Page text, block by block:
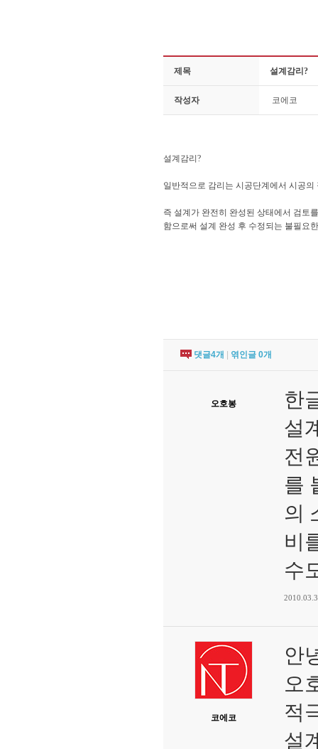
제목 설계감리?
작성자 코에코
설계감리?
일반적으로 감리는 시공단계에서 시공
즉 설계가 완전히 완성된 상태에서 검토
함으로써 설계 완성 후 수정되는 불필요
댓글4개 엮인글 0개